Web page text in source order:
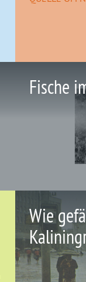
Fische
Wie